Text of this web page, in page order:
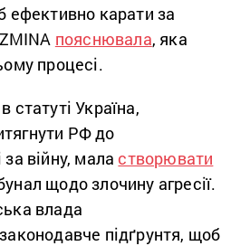
ефективно карати за
пояснювала, яка
процесі.
статуті Україна,
РФ до
за війну, мала створювати
щодо злочину агресії.
влада
законодавче підґрунтя, щоб